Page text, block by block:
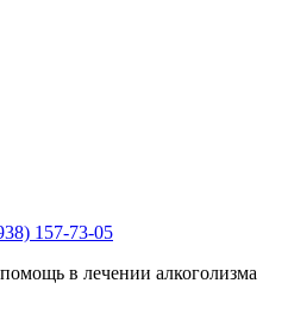
157-73-05
помощь в лечении алкоголизма